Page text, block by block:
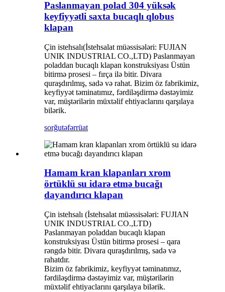
Paslanmayan polad 304 yüksək
keyfiyyətli saxta bucaqlı qlobus
klapan
Çin istehsalı(İstehsalat müəssisələri: FUJIAN
UNIK INDUSTRIAL CO.,LTD) Paslanmayan
poladdan bucaqlı klapan konstruksiyası Üstün
bitirmə prosesi – fırça ilə bitir. Divara
quraşdırılmış, sadə və rahat. Bizim öz fabrikimiz,
keyfiyyət təminatımız, fərdiləşdirmə dəstəyimiz
var, müştərilərin müxtəlif ehtiyaclarını qarşılaya
bilərik.
sorğutəfərrüat
Hamam kran klapanları xrom
örtüklü su idarə etmə bucağı
dayandırıcı klapan
Çin istehsalı (İstehsalat müəssisələri: FUJIAN
UNIK INDUSTRIAL CO.,LTD)
Paslanmayan poladdan bucaqlı klapan
konstruksiyası Üstün bitirmə prosesi – qara
rəngdə bitir. Divara quraşdırılmış, sadə və
rahatdır.
Bizim öz fabrikimiz, keyfiyyət təminatımız,
fərdiləşdirmə dəstəyimiz var, müştərilərin
müxtəlif ehtiyaclarını qarşılaya bilərik.